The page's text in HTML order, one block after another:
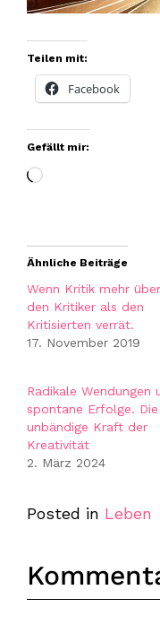
Teilen mit:
Facebook
Gefällt mir:
Wird
Ähnliche Beiträge
Wenn Kritik mehr über
den Kritiker als den
Kritisierten verrät.
17. November 2019
Radikale Wendungen
spontane Erfolge. Die
unbändige Kraft der
Kreativität
2. März 2024
Posted in Leben